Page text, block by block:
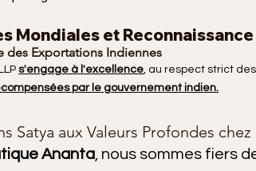
Mondiales et
des Exportations Indiennes
s'engage à l'excellence, au respect strict des
par le gouvernement indien.
Satya aux Valeurs Profondes
Ananta, nous sommes fiers